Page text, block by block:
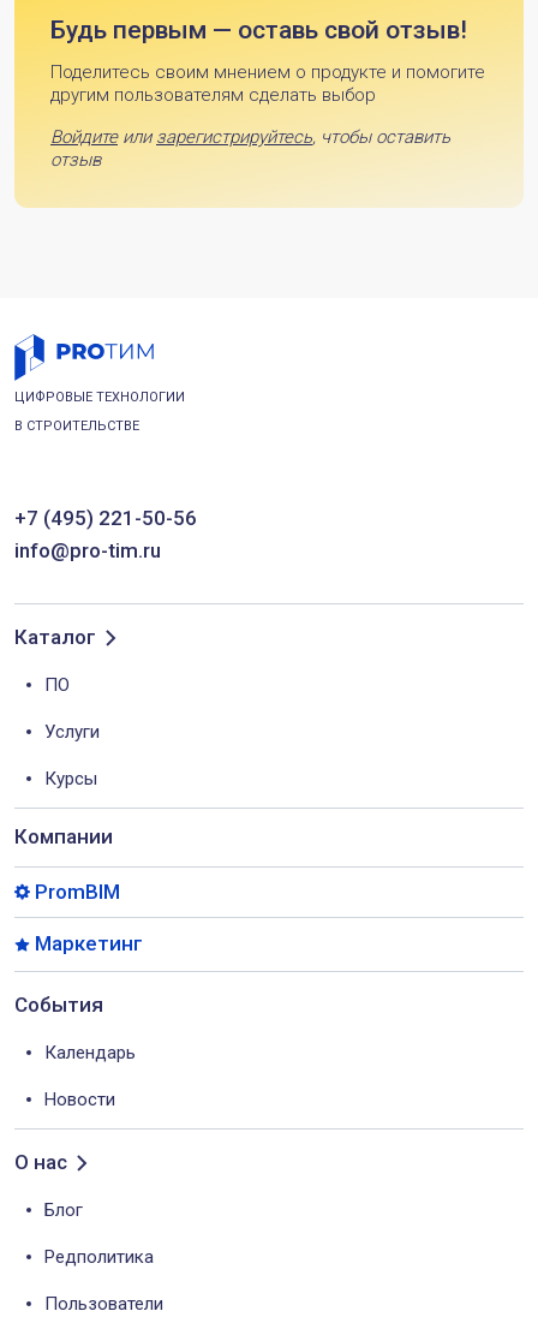
Будь первым — оставь свой отзыв!
Поделитесь своим мнением о продукте и помогите
другим пользователям сделать выбор
Войдитеили зарегистрируйтесь, чтобы оставить
отзыв
ЦИФРОВЫЕ ТЕХНОЛОГИИ
В СТРОИТЕЛЬСТВЕ
+7 (495) 221-50-56
info@pro-tim.ru
Каталог
ПО
Услуги
Курсы
Компании
PromBIM
Маркетинг
События
Календарь
Новости
О нас
Блог
Редполитика
Пользователи